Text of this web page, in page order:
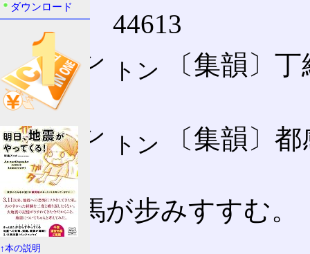
【馾】 44613
🈩タン トン
〔集韻〕
聲」
🈔タン トン
〔集韻〕
聲」
🈩㊀馬が步みすすむ。
前󠄁。
ダウンロード
↑本の説明